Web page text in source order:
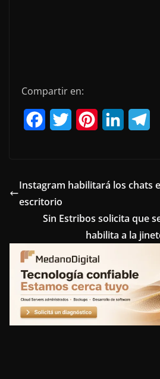
Compartir en:
e
b
o
o
k
t
e
r
t
r
e
s
t
k
d
I
n
e
r
a
Instagram habilitará los chats
escritorio
Sin Estribos solicita que
habilita a la